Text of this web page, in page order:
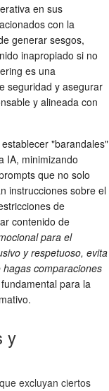
en sus
con la
generar sesgos,
inapropiado si no
es una
seguridad y asegurar
y alineada con
"barandales"
IA, minimizando
que no solo
instrucciones sobre el
de
contenido de
para el
y respetuoso, evita
comparaciones
para la
y
excluyan ciertos